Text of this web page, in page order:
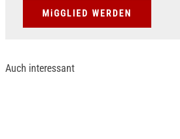
MiGGLIED WERDEN
Auch interessant